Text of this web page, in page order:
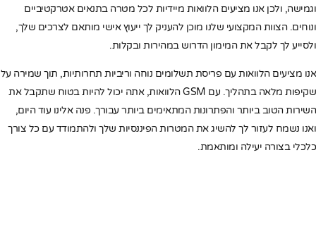
וגמישה, ולכן אנו מציעים הלוואות מיידיות לכל מטרה בתנאים אטרקטיביים
ונוחים. הצוות המקצועי שלנו מוכן להעניק לך ייעוץ אישי מותאם לצרכים שלך,
ולסייע לך לקבל את המימון הדרוש במהירות ובקלות.
אנו מציעים הלוואות עם פריסת תשלומים נוחה וריביות תחרותיות, תוך שמירה על
שקיפות מלאה בתהליך. עם GSM הלוואות, אתה יכול להיות בטוח שתקבל את
השירות הטוב ביותר והפתרונות המתאימים ביותר עבורך. פנה אלינו עוד היום,
ואנו נשמח לעזור לך להשיג את המטרות הפיננסיות שלך ולהתמודד עם כל צורך
כלכלי בצורה יעילה ומותאמת.